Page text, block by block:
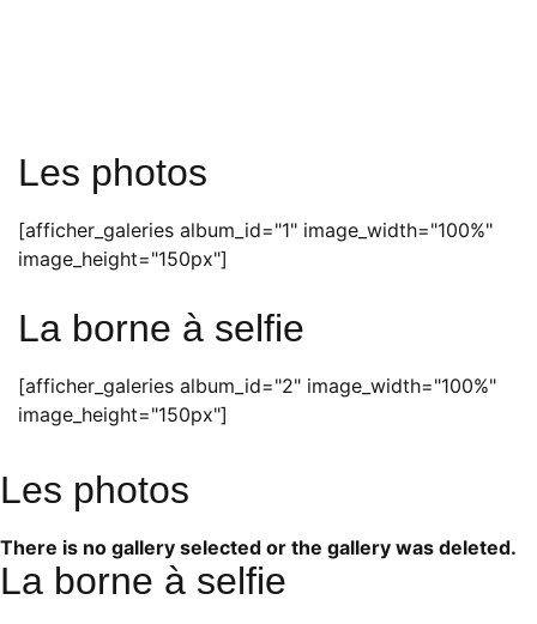
Les photos
[afficher_galeries album_id="1" image_width="100%"
image_height="150px"]
La borne à selfie
[afficher_galeries album_id="2" image_width="100%"
image_height="150px"]
Les photos
There is no gallery selected or the gallery was deleted.
La borne à selfie